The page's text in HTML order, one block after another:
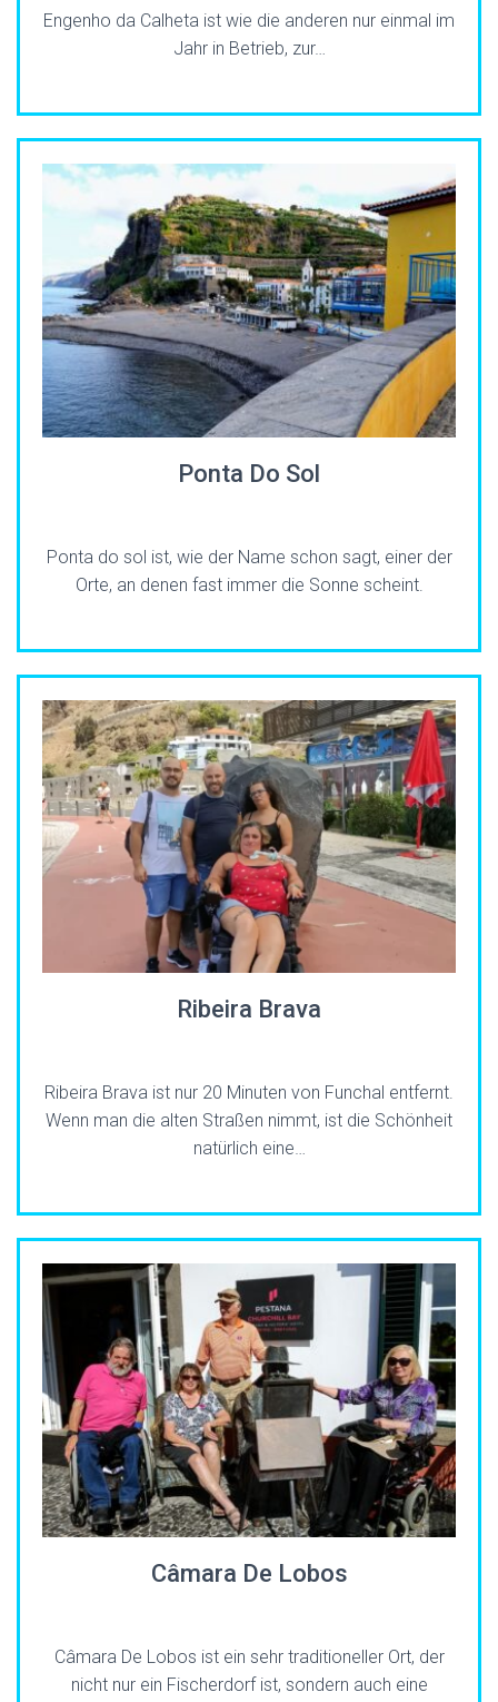
Engenho da Calheta ist wie die anderen nur einmal im
Jahr in Betrieb, zur…
Ponta Do Sol
Ponta do sol ist, wie der Name schon sagt, einer der
Orte, an denen fast immer die Sonne scheint.
Ribeira Brava
Ribeira Brava ist nur 20 Minuten von Funchal entfernt.
Wenn man die alten Straßen nimmt, ist die Schönheit
natürlich eine…
Câmara De Lobos
Câmara De Lobos ist ein sehr traditioneller Ort, der
nicht nur ein Fischerdorf ist, sondern auch eine